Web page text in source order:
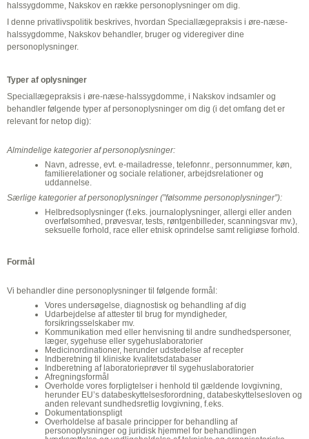
halssygdomme, Nakskov en række personoplysninger om dig.
I denne privatlivspolitik beskrives, hvordan Speciallægepraksis i øre-næse-
halssygdomme, Nakskov behandler, bruger og videregiver dine
personoplysninger.
Typer af oplysninger
Speciallægepraksis i øre-næse-halssygdomme, i Nakskov indsamler og
behandler følgende typer af personoplysninger om dig (i det omfang det er
relevant for netop dig):
Almindelige kategorier af personoplysninger:
Navn, adresse, evt. e-mailadresse, telefonnr., personnummer, køn,
familierelationer og sociale relationer, arbejdsrelationer og
uddannelse.
Særlige kategorier af personoplysninger (”følsomme personoplysninger”):
Helbredsoplysninger (f.eks. journaloplysninger, allergi eller anden
overfølsomhed, prøvesvar, tests, røntgenbilleder, scanningsvar mv.),
seksuelle forhold, race eller etnisk oprindelse samt religiøse forhold.
Formål
Vi behandler dine personoplysninger til følgende formål:
Vores undersøgelse, diagnostisk og behandling af dig
Udarbejdelse af attester til brug for myndigheder,
forsikringsselskaber mv.
Kommunikation med eller henvisning til andre sundhedspersoner,
læger, sygehuse eller sygehuslaboratorier
Medicinordinationer, herunder udstedelse af recepter
Indberetning til kliniske kvalitetsdatabaser
Indberetning af laboratorieprøver til sygehuslaboratorier
Afregningsformål
Overholde vores forpligtelser i henhold til gældende lovgivning,
herunder EU’s databeskyttelsesforordning, databeskyttelsesloven og
anden relevant sundhedsretlig lovgivning, f.eks.
Dokumentationspligt
Overholdelse af basale principper for behandling af
personoplysninger og juridisk hjemmel for behandlingen